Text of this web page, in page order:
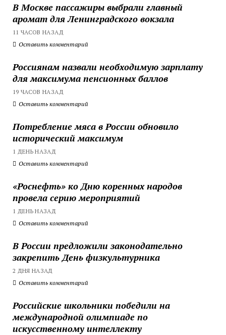
В Москве пассажиры выбрали главный
аромат для Ленинградского вокзала
11 ЧАСОВ НАЗАД
Оставить комментарий
Россиянам назвали необходимую зарплату
для максимума пенсионных баллов
19 ЧАСОВ НАЗАД
Оставить комментарий
Потребление мяса в России обновило
исторический максимум
1 ДЕНЬ НАЗАД
Оставить комментарий
«Роснефть» ко Дню коренных народов
провела серию мероприятий
1 ДЕНЬ НАЗАД
Оставить комментарий
В России предложили законодательно
закрепить День физкультурника
2 ДНЯ НАЗАД
Оставить комментарий
Российские школьники победили на
международной олимпиаде по
искусственному интеллекту